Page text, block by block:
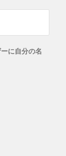
に自分の名